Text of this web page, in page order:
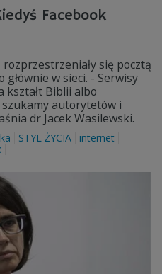
Facebook
rozprzestrzeniały się pocztą
w sieci. - Serwisy
kształt Biblii albo
autorytetów i
dr Jacek Wasilewski.
STYL ŻYCIA
internet